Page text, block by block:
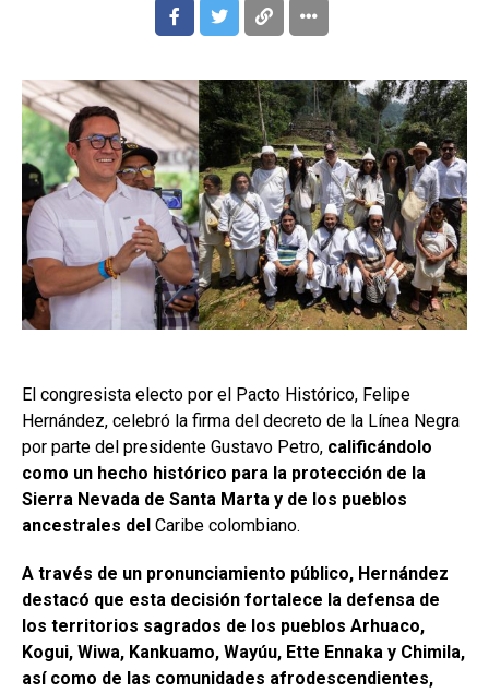
El congresista electo por el Pacto Histórico, Felipe
Hernández, celebró la firma del decreto de la Línea Negra
por parte del presidente Gustavo Petro, calificándolo
como un hecho histórico para la protección de la
Sierra Nevada de Santa Marta y de los pueblos
ancestrales del Caribe colombiano.
A través de un pronunciamiento público, Hernández
destacó que esta decisión fortalece la defensa de
los territorios sagrados de los pueblos Arhuaco,
Kogui, Wiwa, Kankuamo, Wayúu, Ette Ennaka y Chimila,
así como de las comunidades afrodescendientes,